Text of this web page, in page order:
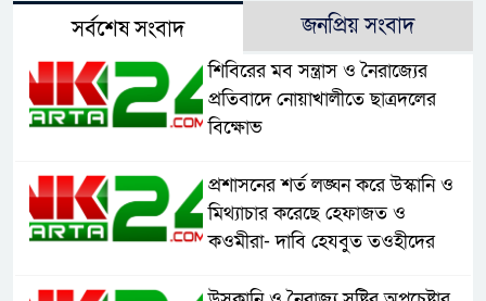
সর্বশেষ সংবাদ জনপ্রিয় সংবাদ
শিবিরের মব সন্ত্রাস ও নৈরাজ্যের
প্রতিবাদে নোয়াখালীতে ছাত্রদলের
বিক্ষোভ
প্রশাসনের শর্ত লঙ্ঘন করে উস্কানি ও
মিথ্যাচার করেছে হেফাজত ও
কওমীরা- দাবি হেযবুত তওহীদের